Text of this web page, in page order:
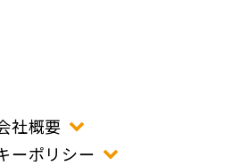
社概要
ーポリシー